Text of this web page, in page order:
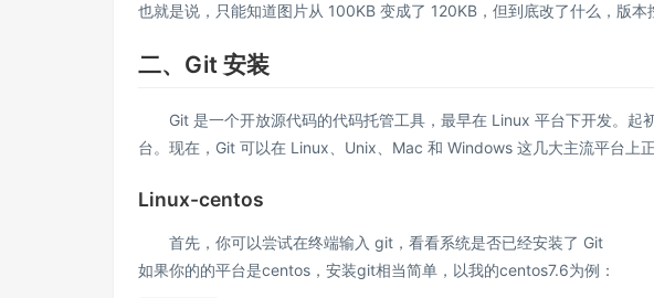
也就是说，只能知道图片从 100KB 变成了 120KB，但到底改了什么，版本
二、Git 安装
Git 是一个开放源代码的代码托管工具，最早在 Linux 平台下开发。起
台。现在，Git 可以在 Linux、Unix、Mac 和 Windows 这几大主流平台上正
Linux-centos
首先，你可以尝试在终端输入 git，看看系统是否已经安装了 Git
如果你的的平台是centos，安装git相当简单，以我的centos7.6为例：